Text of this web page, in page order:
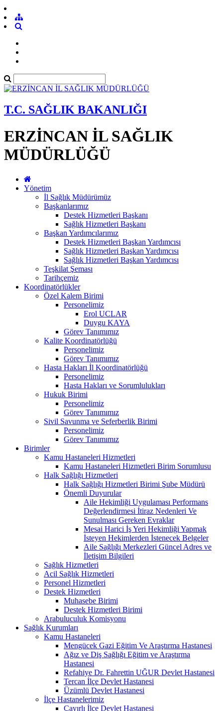
T.C. SAĞLIK BAKANLIĞI
ERZİNCAN İL SAĞLIK
MÜDÜRLÜĞÜ
Yönetim
İl Sağlık Müdürümüz
Başkanlarımız
Destek Hizmetleri Başkanı
Sağlık Hizmetleri Başkanı
Başkan Yardımcılarımız
Destek Hizmetleri Başkan Yardımcısı
Sağlık Hizmetleri Başkan Yardımcısı
Sağlık Hizmetleri Başkan Yardımcısı
Teşkilat Şeması
Tarihçemiz
Koordinatörlükler
Özel Kalem Birimi
Personelimiz
Erol UCLAR
Duygu KAYA
Görev Tanımımız
Kalite Koordinatörlüğü
Personelimiz
Görev Tanımımız
Hasta Hakları İl Koordinatörlüğü
Personelimiz
Hasta Hakları ve Sorumlulukları
Hukuk Birimi
Personelimiz
Görev Tanımımız
Sivil Savunma ve Seferberlik Birimi
Personelimiz
Görev Tanımımız
Birimler
Kamu Hastaneleri Hizmetleri
Kamu Hastaneleri Hizmetleri Birim Sorumlusu
Halk Sağlığı Hizmetleri
Halk Sağlığı Hizmetleri Birimi Şube Müdürü
Önemli Duyurular
Aile Hekimliği Uygulaması Performans
Değerlendirmesi İtiraz Nedenleri Ve
Sunulması Gereken Evraklar
Mesai Harici İş Yeri Hekimliği Yapmak
İsteyen Hekimlerden İstenecek Belgeler
Aile Sağlığı Merkezleri Güncel Adres ve
İletişim Bilgileri
Sağlık Hizmetleri
Acil Sağlık Hizmetleri
Personel Hizmetleri
Destek Hizmetleri
Muhasebe Birimi
Destek Hizmetleri Birimi
Arabuluculuk Komisyonu
Sağlık Kurumları
Kamu Hastaneleri
Mengücek Gazi Eğitim Ve Araştırma Hastanesi
Ağız ve Diş Sağlığı Eğitim ve Araştırma
Hastanesi
Refahiye Dr. Fahrettin UĞUR Devlet Hastanesi
Tercan İlçe Devlet Hastanesi
Üzümlü Devlet Hastanesi
İlçe Hastanelerimiz
Çayırlı İlçe Devlet Hastanesi